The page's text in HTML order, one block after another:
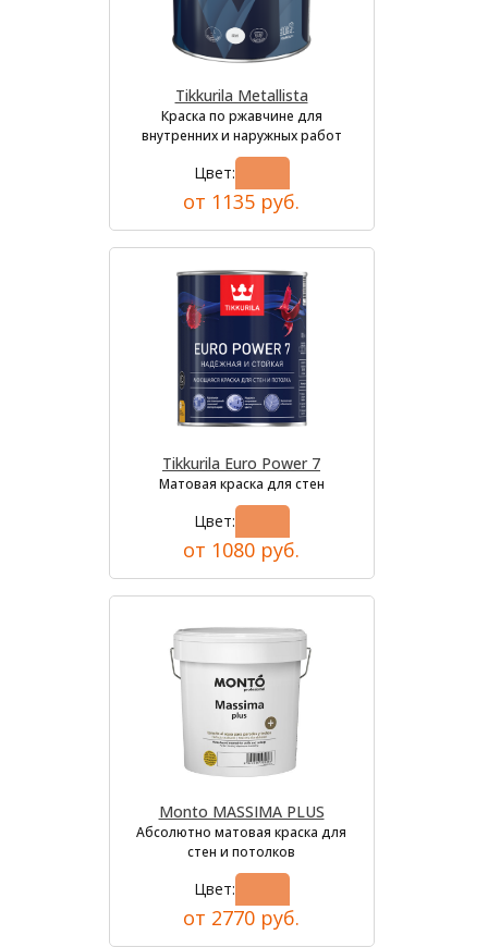
Tikkurila Metallista
Краска по ржавчине для
внутренних и наружных работ
Цвет:
от 1135 руб.
Tikkurila Euro Power 7
Матовая краска для стен
Цвет:
от 1080 руб.
Monto MASSIMA PLUS
Абсолютно матовая краска для
стен и потолков
Цвет:
от 2770 руб.